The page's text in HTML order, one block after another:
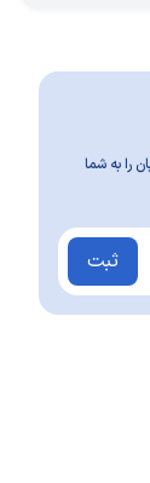
را به شما
ثبت